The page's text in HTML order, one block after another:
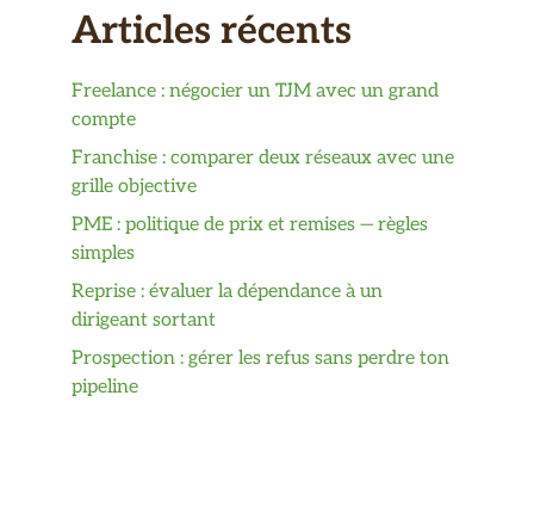
Articles récents
Freelance : négocier un TJM avec un grand
compte
Franchise : comparer deux réseaux avec une
grille objective
PME : politique de prix et remises — règles
simples
Reprise : évaluer la dépendance à un
dirigeant sortant
Prospection : gérer les refus sans perdre ton
pipeline